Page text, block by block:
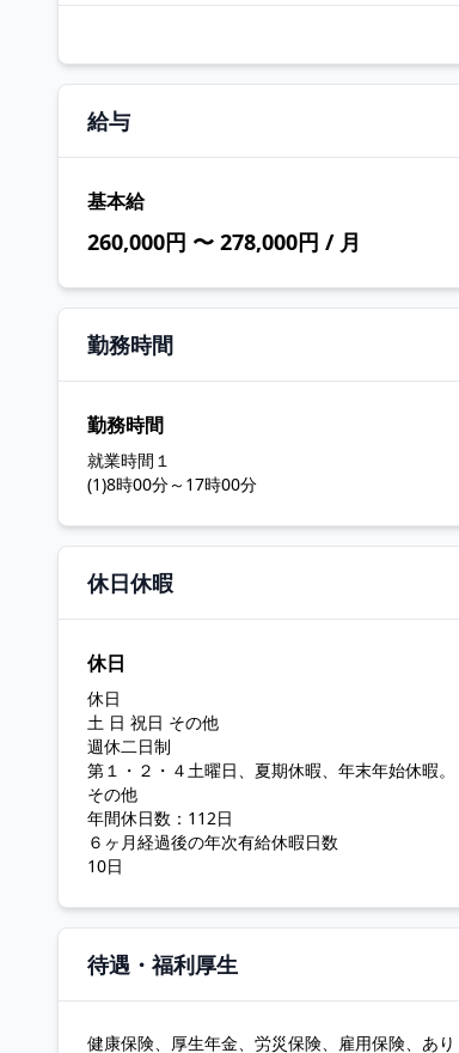
給与
基本給
260,000円 〜 278,000円 / 月
勤務時間
勤務時間
就業時間１
(1)8時00分～17時00分
休日休暇
休日
休日
土 日 祝日 その他
週休二日制
第１・２・４土曜日、夏期休暇、年末年始休暇。
その他
年間休日数：112日
６ヶ月経過後の年次有給休暇日数
10日
待遇・福利厚生
健康保険、厚生年金、労災保険、雇用保険、あ